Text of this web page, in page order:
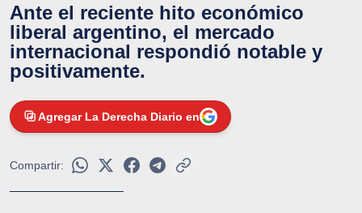
Ante el reciente hito económico
liberal argentino, el mercado
internacional respondió notable y
positivamente.
Agregar La Derecha Diario en
Compartir: